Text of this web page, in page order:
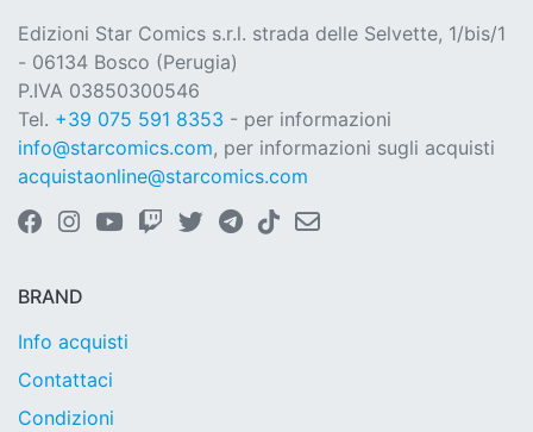
Edizioni Star Comics s.r.l. strada delle Selvette, 1/bis/1
- 06134 Bosco (Perugia)
P.IVA 03850300546
Tel. +39 075 591 8353 - per informazioni
info@starcomics.com, per informazioni sugli acquisti
acquistaonline@starcomics.com
BRAND
Info acquisti
Contattaci
Condizioni